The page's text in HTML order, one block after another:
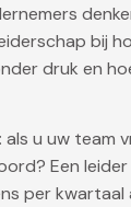
bij
druk en
u uw team
Een
per